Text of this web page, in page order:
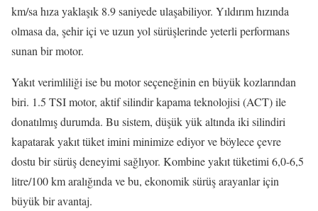
km/sa hıza yaklaşık 8.9 saniyede ulaşabiliyor. Yıldırım hızında
olmasa da, şehir içi ve uzun yol sürüşlerinde yeterli performans
sunan bir motor.
Yakıt verimliliği ise bu motor seçeneğinin en büyük kozlarından
biri. 1.5 TSI motor, aktif silindir kapama teknolojisi (ACT) ile
donatılmış durumda. Bu sistem, düşük yük altında iki silindiri
kapatarak yakıt tüket imini minimize ediyor ve böylece çevre
dostu bir sürüş deneyimi sağlıyor. Kombine yakıt tüketimi 6,0-6,5
litre/100 km aralığında ve bu, ekonomik sürüş arayanlar için
büyük bir avantaj.